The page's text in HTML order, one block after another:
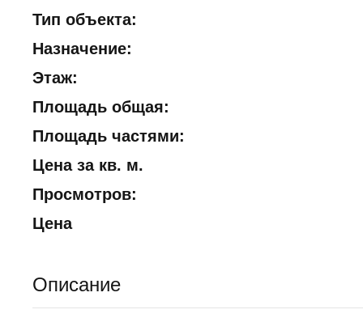
Тип объекта:
Назначение:
Этаж:
Площадь общая:
Площадь частями:
Цена за кв. м.
Просмотров:
Цена
Описание